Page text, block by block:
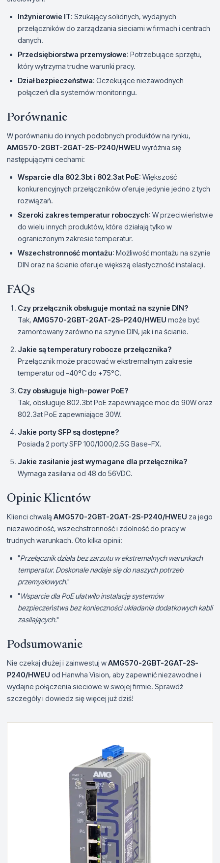
Inżynierowie IT: Szukający solidnych, wydajnych
przełączników do zarządzania sieciami w firmach i centrach
danych.
Przedsiębiorstwa przemysłowe: Potrzebujące sprzętu,
który wytrzyma trudne warunki pracy.
Dział bezpieczeństwa: Oczekujące niezawodnych
połączeń dla systemów monitoringu.
Porównanie
W porównaniu do innych podobnych produktów na rynku,
AMG570-2GBT-2GAT-2S-P240/HWEU wyróżnia się
następującymi cechami:
Wsparcie dla 802.3bt i 802.3at PoE: Większość
konkurencyjnych przełączników oferuje jedynie jedno z tych
rozwiązań.
Szeroki zakres temperatur roboczych: W przeciwieństwie
do wielu innych produktów, które działają tylko w
ograniczonym zakresie temperatur.
Wszechstronność montażu: Możliwość montażu na szynie
DIN oraz na ścianie oferuje większą elastyczność instalacji.
FAQs
Czy przełącznik obsługuje montaż na szynie DIN?
Tak, AMG570-2GBT-2GAT-2S-P240/HWEU może być
zamontowany zarówno na szynie DIN, jak i na ścianie.
Jakie są temperatury robocze przełącznika?
Przełącznik może pracować w ekstremalnym zakresie
temperatur od -40°C do +75°C.
Czy obsługuje high-power PoE?
Tak, obsługuje 802.3bt PoE zapewniające moc do 90W oraz
802.3at PoE zapewniające 30W.
Jakie porty SFP są dostępne?
Posiada 2 porty SFP 100/1000/2.5G Base-FX.
Jakie zasilanie jest wymagane dla przełącznika?
Wymaga zasilania od 48 do 56VDC.
Opinie Klientów
Klienci chwalą AMG570-2GBT-2GAT-2S-P240/HWEU za jego
niezawodność, wszechstronność i zdolność do pracy w
trudnych warunkach. Oto kilka opinii:
"Przełącznik działa bez zarzutu w ekstremalnych warunkach
temperatur. Doskonale nadaje się do naszych potrzeb
przemysłowych."
"Wsparcie dla PoE ułatwiło instalację systemów
bezpieczeństwa bez konieczności układania dodatkowych kabli
zasilających."
Podsumowanie
Nie czekaj dłużej i zainwestuj wAMG570-2GBT-2GAT-2S-
P240/HWEU od Hanwha Vision, aby zapewnić niezawodne i
wydajne połączenia sieciowe w swojej firmie. Sprawdź
szczegóły i dowiedz się więcej już dziś!